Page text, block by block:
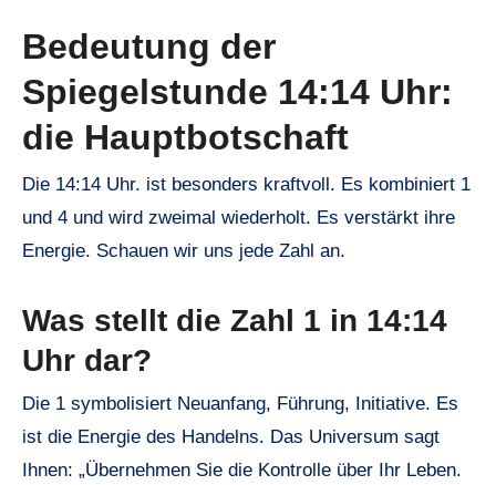
Bedeutung der
Spiegelstunde 14:14 Uhr:
die Hauptbotschaft
Die 14:14 Uhr. ist besonders kraftvoll. Es kombiniert 1
und 4 und wird zweimal wiederholt. Es verstärkt ihre
Energie. Schauen wir uns jede Zahl an.
Was stellt die Zahl 1 in 14:14
Uhr dar?
Die 1 symbolisiert Neuanfang, Führung, Initiative. Es
ist die Energie des Handelns. Das Universum sagt
Ihnen: „Übernehmen Sie die Kontrolle über Ihr Leben.